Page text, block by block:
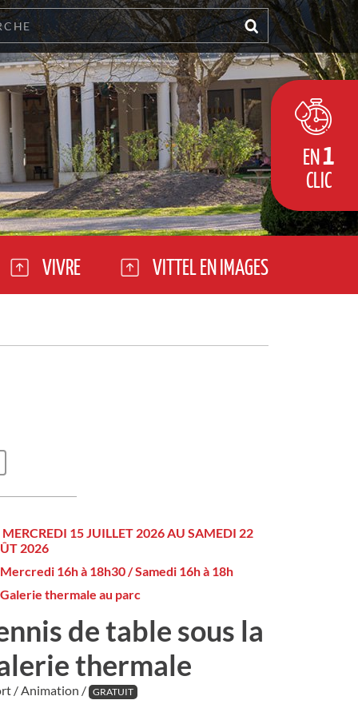
VIVRE VITTEL EN IMAGES
EN1
CLIC
15 JUILLET 2026 AU SAMEDI 22
2026
Mercredi 16h à 18h30 / Samedi 16h à 18h
Galerie thermale au parc
de table sous la
thermale
/ Animation / GRATUIT